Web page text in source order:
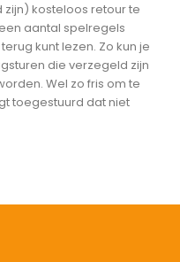
kosteloos retour te
aantal spelregels
kunt lezen. Zo kun je
die verzegeld zijn
Wel zo fris om te
toegestuurd dat niet